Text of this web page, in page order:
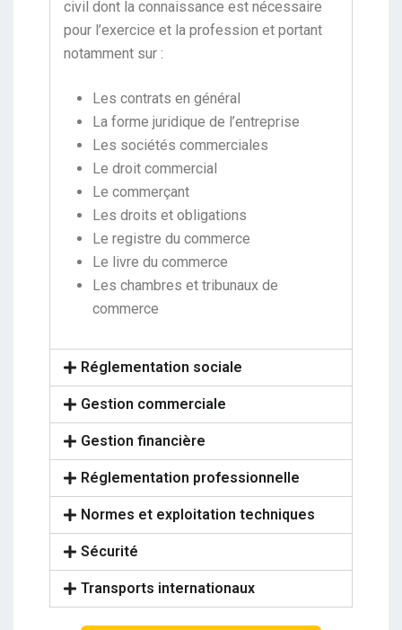
civil dont la connaissance est nécessaire
pour l’exercice et la profession et portant
notamment sur :
Les contrats en général
La forme juridique de l’entreprise
Les sociétés commerciales
Le droit commercial
Le commerçant
Les droits et obligations
Le registre du commerce
Le livre du commerce
Les chambres et tribunaux de
commerce
Réglementation sociale
Gestion commerciale
Gestion financière
Réglementation professionnelle
Normes et exploitation techniques
Sécurité
Transports internationaux